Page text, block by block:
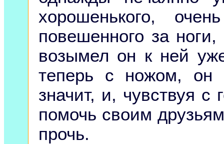
хорошенького,
повешенного за
возымел он к ней
теперь с ножом, он
значит, и, чувствуя с
помочь своим
прочь.